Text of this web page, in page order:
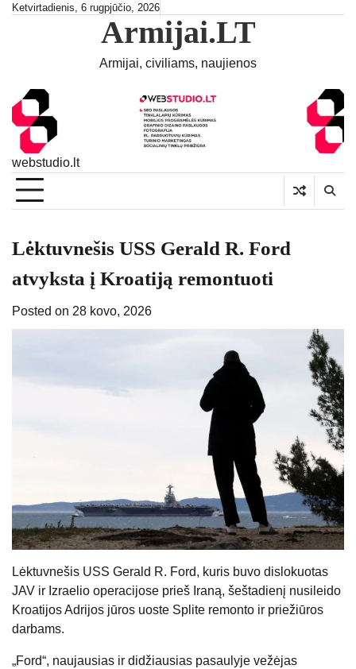
SkipKetvirtadienis, 6 rugpjūčio, 2026
Armijai.LT
Armijai, civiliams, naujienos
webstudio.lt
Lėktuvnešis USS Gerald R. Ford
atvyksta į Kroatiją remontuoti
Posted on 28 kovo, 2026
Lėktuvnešis USS Gerald R. Ford, kuris buvo dislokuotas
JAV ir Izraelio operacijose prieš Iraną, šeštadienį nusileido
Kroatijos Adrijos jūros uoste Splite remonto ir priežiūros
darbams.
„Ford“, naujausias ir didžiausias pasaulyje vežėjas